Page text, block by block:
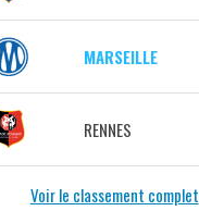
MARSEILLE
RENNES
Voir le classement complet